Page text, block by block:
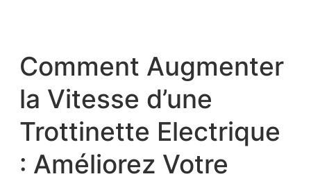
Comment Augmenter
la Vitesse d’une
Trottinette Electrique
: Améliorez Votre